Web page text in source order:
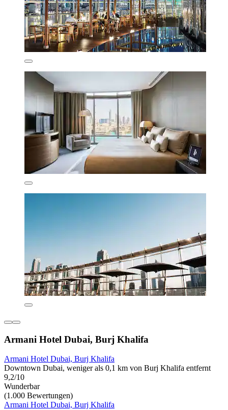
Armani Hotel Dubai, Burj Khalifa
Armani Hotel Dubai, Burj Khalifa
Downtown Dubai, weniger als 0,1 km von Burj Khalifa entfernt
9,2/10
Wunderbar
(1.000 Bewertungen)
Armani Hotel Dubai, Burj Khalifa